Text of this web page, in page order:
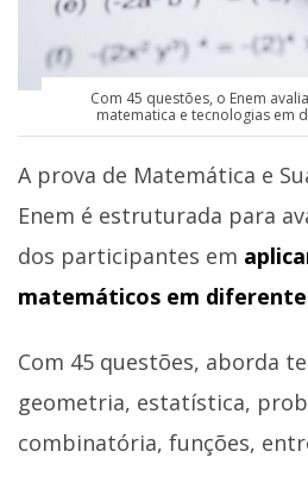
Com 45 questões, o Enem
matematica e tecnologias em
A prova de Matemática e
Enem é estruturada para
dos participantes em
matemáticos em
Com 45 questões, aborda
geometria, estatística,
combinatória, funções,